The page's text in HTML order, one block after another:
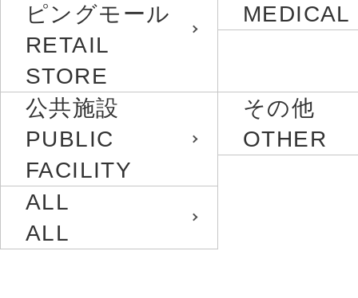
ピングモール
RETAIL
STORE
MEDICAL
公共施設
PUBLIC
FACILITY
その他
OTHER
ALL
ALL